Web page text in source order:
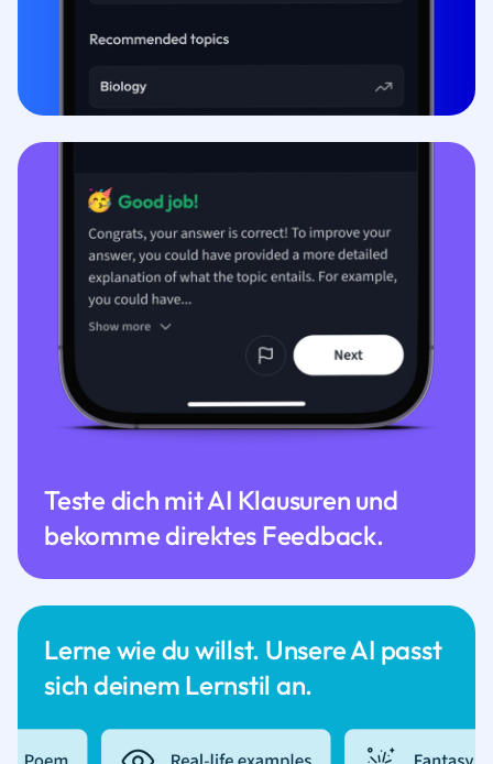
Lerne wie du willst. Unsere AI passt
sich deinem Lernstil an.
Teste dich mit AI Klausuren und
bekomme direktes Feedback.